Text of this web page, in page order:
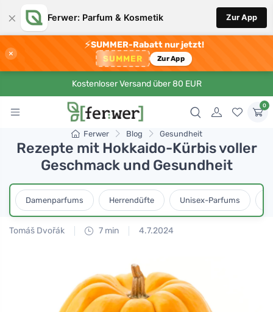
× Ferwer: Parfum & Kosmetik Zur App
×
⚡SUMMER-Rabatt nur jetzt!
SUMMER Zur App
Kostenloser Versand über 80 EUR
0
Ferwer Blog Gesundheit
Rezepte mit Hokkaido-Kürbis voller
Geschmack und Gesundheit
Damenparfums Herrendüfte Unisex-Parfums
Tomáš Dvořák 7 min 4.7.2024